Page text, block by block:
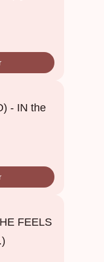
- IN the
FEELS